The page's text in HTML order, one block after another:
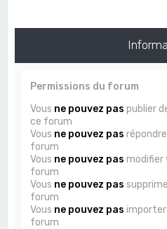
Permissions du forum
Vous ne pouvez pas publier
ce forum
Vous ne pouvez pas
forum
Vous ne pouvez pas modifier
forum
Vous ne pouvez pas
forum
Vous ne pouvez pas importer
forum